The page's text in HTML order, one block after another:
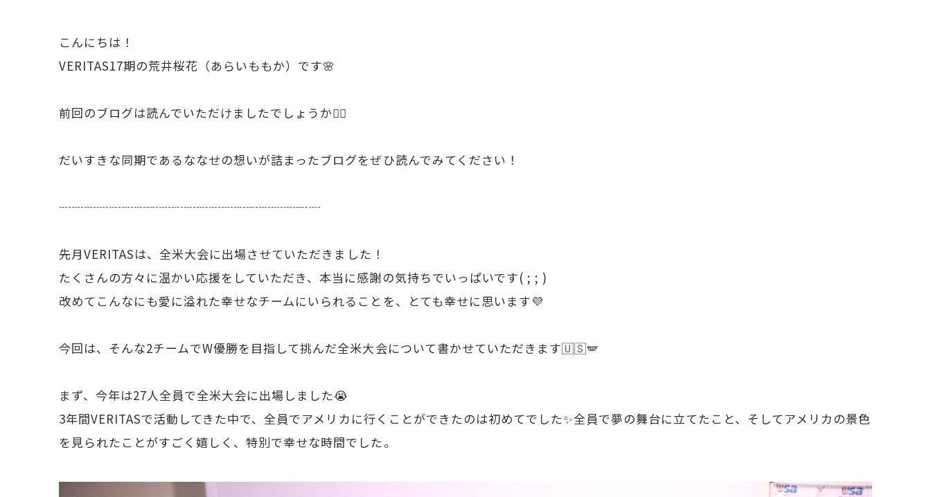
こんにちは！
VERITAS17期の荒井桜花（あらいももか）です🌸
前回のブログは読んでいただけましたでしょうか🧚‍♀️
だいすきな同期であるななせの想いが詰まったブログをぜひ読んでみてください！
┈┈┈┈┈┈┈┈┈┈┈┈┈┈┈┈┈┈┈┈┈
先月VERITASは、全米大会に出場させていただきました！
たくさんの方々に温かい応援をしていただき、本当に感謝の気持ちでいっぱいです( ; ; )
改めてこんなにも愛に溢れた幸せなチームにいられることを、とても幸せに思います💜
今回は、そんな2チームでW優勝を目指して挑んだ全米大会について書かせていただきます🇺🇸🪽
まず、今年は27人全員で全米大会に出場しました😭
3年間VERITASで活動してきた中で、全員でアメリカに行くことができたのは初めてでした✨全員で夢の舞台に立てたこと、そしてアメリカの景色
を見られたことがすごく嬉しく、特別で幸せな時間でした。